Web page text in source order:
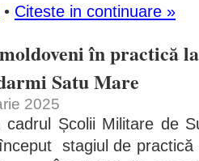
• Citeste in continuare »
în practică
Satu Mare
2025
Școlii Militare de
stagiul de